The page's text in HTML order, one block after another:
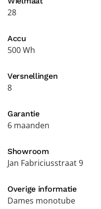
28
Accu
500 Wh
Versnellingen
8
Garantie
6 maanden
Showroom
Jan Fabriciusstraat 9
Overige informatie
Dames monotube